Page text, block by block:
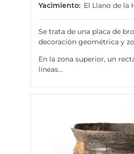
Yacimiento
El Llano de la
Se trata de una placa de
decoración geométrica y
En la zona superior, un
líneas...